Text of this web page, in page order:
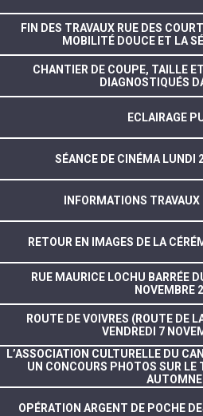
FIN DES TRAVAUX RUE DES
MOBILITÉ DOUCE ET LA
CHANTIER DE COUPE, TAILLE
DIAGNOSTIQUÉS
ECLAIRAGE
SÉANCE DE CINÉMA LUNDI
INFORMATIONS
RETOUR EN IMAGES DE LA
RUE MAURICE LOCHU BARRÉE
NOVEMBRE
ROUTE DE VOIVRES (ROUTE DE
VENDREDI 7
L’ASSOCIATION CULTURELLE DU
UN CONCOURS PHOTOS SUR LE
OPÉRATION ARGENT DE POCHE